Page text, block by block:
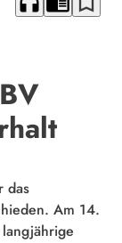
das
Am 14.